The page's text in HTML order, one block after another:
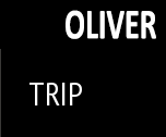
FOTOGRAFIAS
TRIP